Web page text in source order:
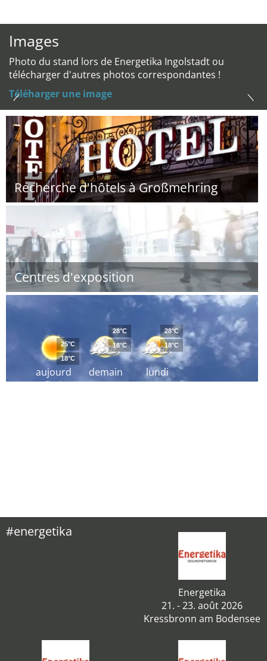
Images
Photo du stand lors de Energetika Ingolstadt ou
télécharger d'autres photos correspondantes !
Téléharger une image
Recherche d'hôtels à Großmehring
Centres d'exposition
aujourd
´hui
25°C
18°C
demain
28°C
18°C
lundi
28°C
18°C
#energetika
Energetika
21. - 23. août 2026
Kressbronn am Bodensee